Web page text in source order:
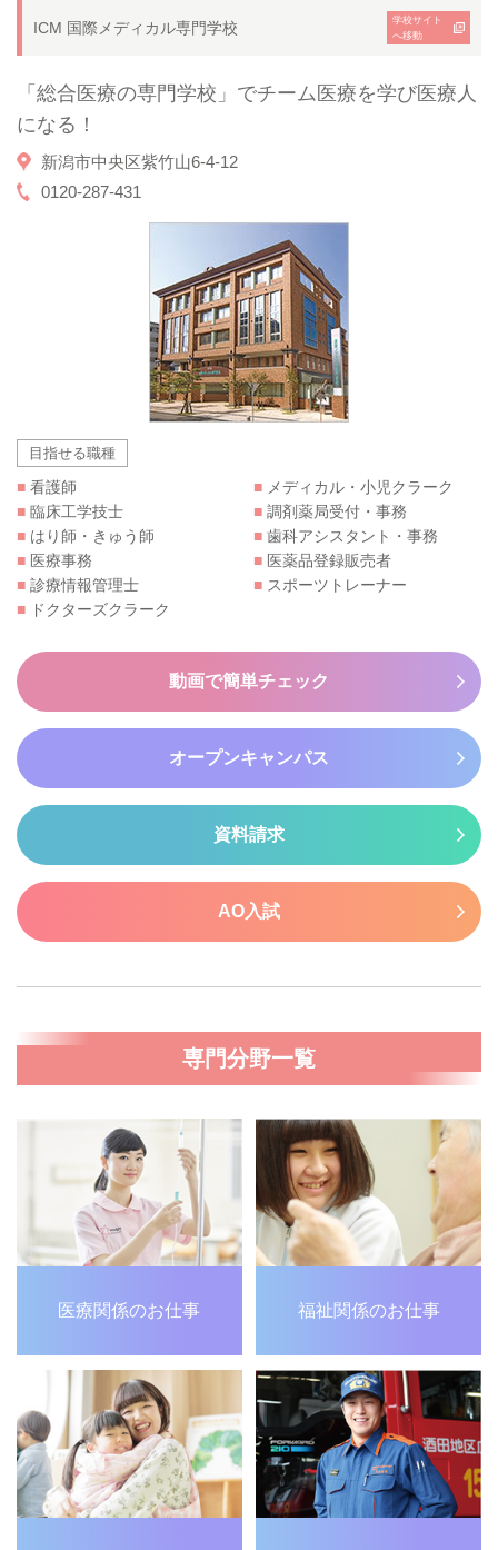
ICM 国際メディカル専門学校
学校サイト
へ移動
「総合医療の専門学校」でチーム医療を学び医療人
になる！
新潟市中央区紫竹山6-4-12
0120-287-431
目指せる職種
■ 看護師
■ 臨床工学技士
■ はり師・きゅう師
■ 医療事務
■ 診療情報管理士
■ ドクターズクラーク
■ メディカル・小児クラーク
■ 調剤薬局受付・事務
■ 歯科アシスタント・事務
■ 医薬品登録販売者
■ スポーツトレーナー
動画で簡単チェック
オープンキャンパス
資料請求
AO入試
専門分野一覧
医療関係のお仕事 福祉関係のお仕事